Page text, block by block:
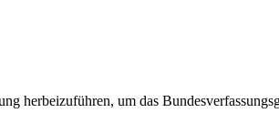
herbeizuführen, um das